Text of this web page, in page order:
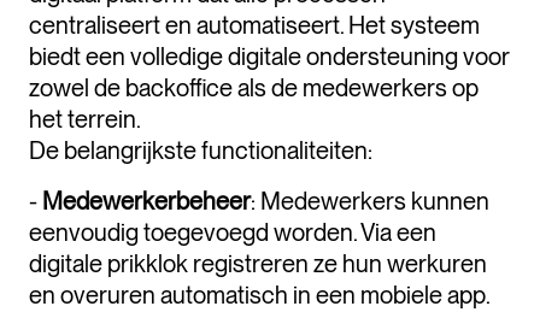
centraliseert en automatiseert. Het systeem
biedt een volledige digitale ondersteuning voor
zowel de backoffice als de medewerkers op
het terrein.
De belangrijkste functionaliteiten:
- Medewerkerbeheer: Medewerkers kunnen
eenvoudig toegevoegd worden. Via een
digitale prikklok registreren ze hun werkuren
en overuren automatisch in een mobiele app.